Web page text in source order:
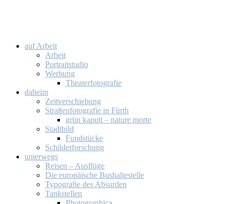
auf Ar­beit
Ar­beit
Por­trait­stu­dio
Wer­bung
Thea­ter­fo­to­gra­fie
da­heim
Zeit­ver­schie­bung
Stra­ßen­fo­to­gra­fie in Fürth
grün ka­putt – na­tu­re mor­te
Stadt­bild
Fund­stü­cke
Schil­der­for­schung
un­ter­wegs
Rei­sen – Aus­flü­ge
Die eu­ro­päi­sche Bus­hal­te­stel­le
Ty­po­gra­fie des Ab­sur­den
Tank­stel­len